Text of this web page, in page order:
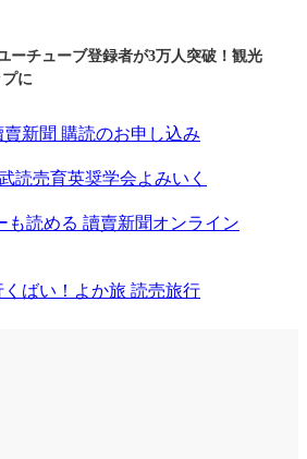
ーチューブ登録者が3万人突破！観光
に